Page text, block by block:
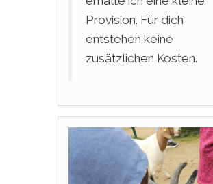
Provision. Für dich
entstehen keine
zusätzlichen Kosten.